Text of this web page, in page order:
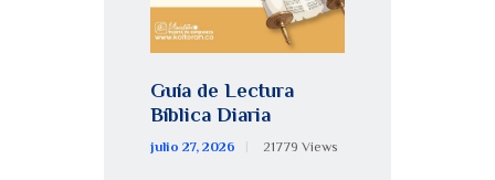
Guía de Lectura
Bíblica Diaria
julio 27, 2026 21779 Views